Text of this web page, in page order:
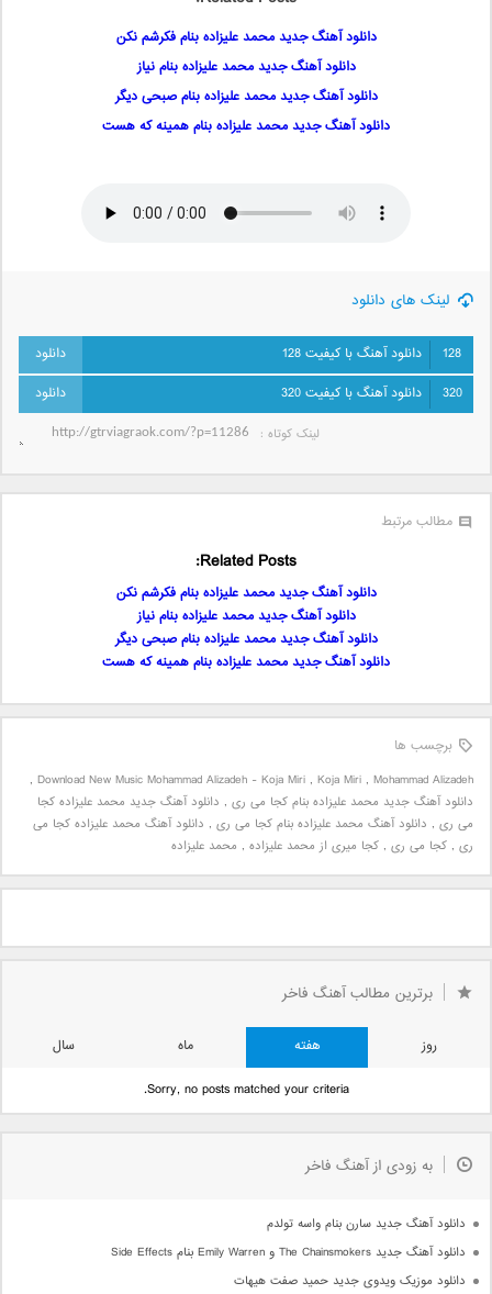
دانلود آهنگ جدید محمد علیزاده بنام فکرشم نکن
دانلود آهنگ جدید محمد علیزاده بنام نیاز
دانلود آهنگ جدید محمد علیزاده بنام صبحی دیگر
دانلود آهنگ جدید محمد علیزاده بنام همینه که هست
لینک های دانلود
128
دانلود آهنگ با کیفیت 128
320
دانلود آهنگ با کیفیت 320
لینک کوتاه‌ :
مطالب مرتبط
Related Posts:
دانلود آهنگ جدید محمد علیزاده بنام فکرشم نکن
دانلود آهنگ جدید محمد علیزاده بنام نیاز
دانلود آهنگ جدید محمد علیزاده بنام صبحی دیگر
دانلود آهنگ جدید محمد علیزاده بنام همینه که هست
برچسب ها
Download New Music Mohammad Alizadeh - Koja Miri , Koja Miri , Mohammad Alizadeh
,
دانلود آهنگ جدید محمد علیزاده بنام کجا می ری , دانلود آهنگ جدید محمد علیزاده کجا
می ری , دانلود آهنگ محمد علیزاده بنام کجا می ری , دانلود آهنگ محمد علیزاده کجا می
ری , کجا می ری , کجا میری از محمد علیزاده , محمد علیزاده
برترین مطالب آهنگ فاخر
روز هفته ماه
سال
Sorry, no posts matched your criteria.
به زودی از آهنگ فاخر
دانلود آهنگ جدید سارن بنام واسه تولدم
دانلود آهنگ جدید The Chainsmokers و Emily Warren بنام Side Effects
دانلود موزیک ویدوی جدید حمید صفت هیهات